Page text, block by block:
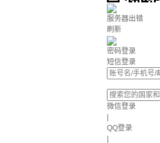
服务器出错
刷新
密码登录
短信登录
微信登录
QQ登录